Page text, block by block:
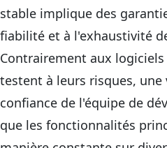
stable implique des
fiabilité et à l'exhaustivité
Contrairement aux
testent à leurs risques,
confiance de l'équipe de
que les fonctionnalités